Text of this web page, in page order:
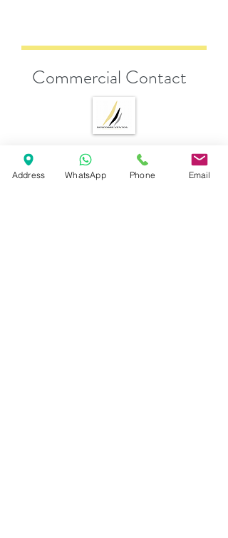
Commercial Contact
Andrea Esposito
sales@descobreventos.pt
Address WhatsApp Phone Email